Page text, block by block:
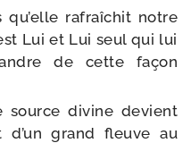
qu’elle rafraî­chit notre
Lui et Lui seul qui lui
de cette façon
source divine devient
grand fleuve au